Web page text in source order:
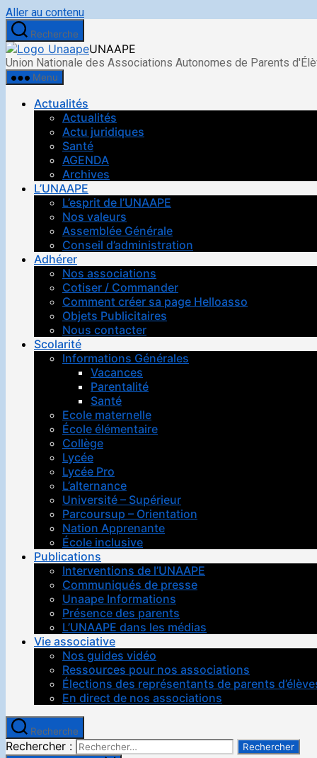
Aller au contenu
Recherche
UNAAPE
Union Nationale des Associations Autonomes de Parents
Menu
Actualités
Actualités
Actu juridiques
Santé
AGENDA
Archives
L’UNAAPE
L’esprit de l’UNAAPE
Nos valeurs
Assemblée Générale
Conseil d’administration
Adhérer
Nos associations
Cotiser / Commander
Comment créer sa page Helloasso
Objets Publicitaires
Nous contacter
Scolarité
Informations Générales
Vacances
Parentalité
Santé
Ecole maternelle
École élémentaire
Collège
Lycée
Lycée Pro
L’alternance
Université – Supérieur
Parcoursup – Orientation
Nation Apprenante
École inclusive
Publications
Interventions de l’UNAAPE
Communiqués de presse
Unaape Informations
Présence des parents
L’UNAAPE dans les médias
Vie associative
Nos guides vidéo
Ressources pour nos associations
Élections des représentants de parents
En direct de nos associations
Recherche
Rechercher :